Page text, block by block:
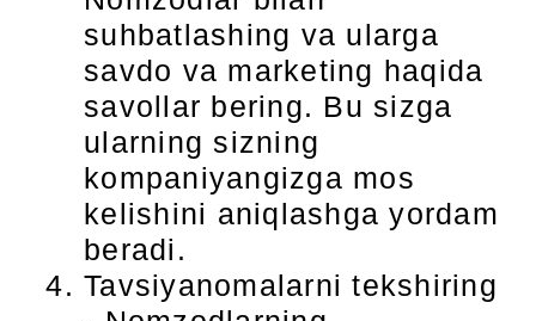
suhbatlashing va ularga
savdo va marketing haqida
savollar bering. Bu sizga
ularning sizning
kompaniyangizga mos
kelishini aniqlashga yordam
beradi.
Tavsiyanomalarni tekshiring